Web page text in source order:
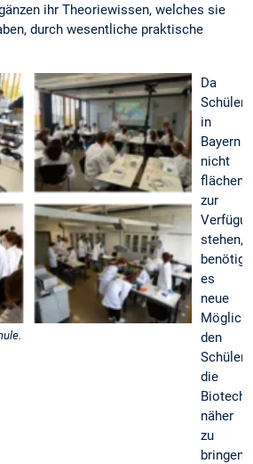
ihr Theoriewissen, welches sie
durch wesentliche praktische
Da
in
Bayern
nicht
zur
stehen,
benötigt
es
neue
den
Schülern
die
näher
zu
bringen.